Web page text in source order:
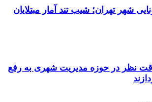
شهر تهران؛ شیب تند آمار مبتلایان
دقت نظر در حوزه مدیریت شهری به رفع